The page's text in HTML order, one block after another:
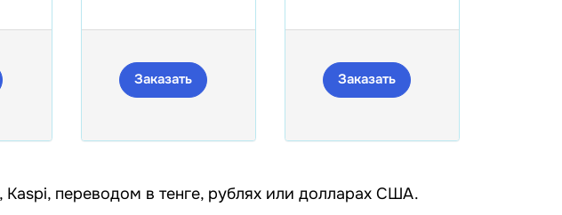
Заказать Заказать
переводом в тенге, рублях или долларах США.